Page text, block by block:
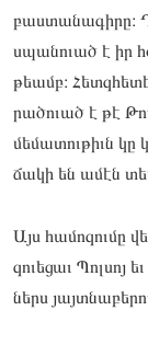
բաստա­նագի­րը։
սպա­նուած է իր
թեամբ։
րածո­ւած է թէ
մեմա­տու­թիւն կը
ճակի են ամէն
Այս հա­մոզու­մը
զո­ւեցաւ Պոլ­սոյ
ներս